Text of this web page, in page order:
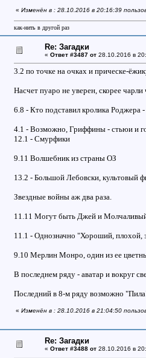
« Изменён в : 28.10.2016 в 20:16:39
как-нить в другой раз
Re: Загадки
« Ответ #3487 от28.10.2016 в
3.2 по точке на очках и прическе-
Насчет пуаро не уверен, скорее
6.8 - Кто подставил кролика Роджера
4.1 - Возможно, Гриффины - стьюи и
12.1 - Смурфики
9.11 Волшебник из страны ОЗ
13.2 - Большой Лебовски, культовый
Звездные войны аж два раза.
11.11 Могут быть Джей и
11.1 - Однозначно "Хороший, плохой,
9.10 Мерлин Монро, один из ее
В последнем ряду - аватар и вокруг
Последний в 8-м ряду возможно
« Изменён в : 28.10.2016 в 21:04:50
Re: Загадки
« Ответ #3488 от28.10.2016 в